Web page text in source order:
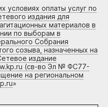
условиях оплаты услуг по
издания для
материалов в
по выборам в
Собрания
созыва, назначенных на
издание
(св-во Эл № ФС77-
на региональном
»